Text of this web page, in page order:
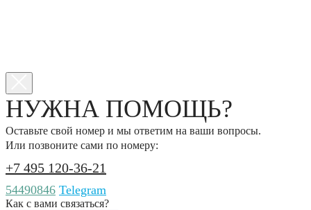
НУЖНА ПОМОЩЬ?
Оставьте свой номер и мы ответим на ваши вопросы.
Или позвоните сами по номеру:
+7 495 120-36-21
54490846 Telegram
Как с вами связаться?